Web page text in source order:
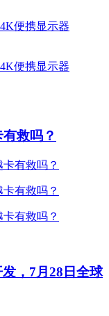
救吗？
，7月28日全球